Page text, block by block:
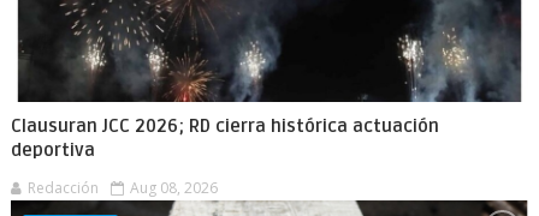
Clausuran JCC 2026; RD cierra histórica actuación
deportiva
Redacción Aug 08, 2026